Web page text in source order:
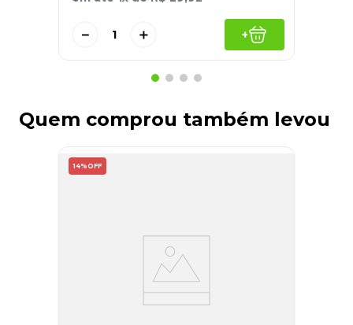
＋
－ +
Quem comprou também levou
14% OFF